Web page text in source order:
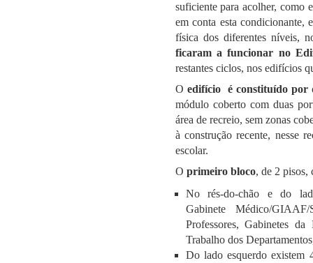
suficiente para acolher, como
em conta esta condicionante,
física dos diferentes níveis,
ficaram a funcionar no
restantes ciclos, nos edifícios
O edifício é constituído por
módulo coberto com duas
área de recreio, sem zonas
à construção recente, nesse
escolar.
O primeiro bloco, de 2 pisos,
No rés-do-chão e do
Gabinete Médico/
Professores, Gabinetes
Trabalho dos
Do lado esquerdo existem